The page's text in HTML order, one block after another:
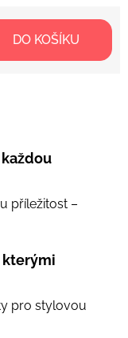
DO KOŠÍKU
příležitost –
kterými
pro stylovou